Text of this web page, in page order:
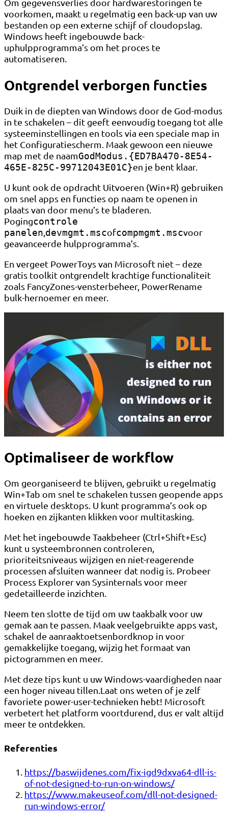
Om gegevensverlies door hardwarestoringen te
voorkomen, maakt u regelmatig een back-up van uw
bestanden op een externe schijf of cloudopslag.
Windows heeft ingebouwde back-
uphulpprogramma’s om het proces te
automatiseren.
Ontgrendel verborgen functies
Duik in de diepten van Windows door de God-modus
in te schakelen – dit geeft eenvoudig toegang tot alle
systeeminstellingen en tools via een speciale map in
het Configuratiescherm. Maak gewoon een nieuwe
map met de naamGodModus.{ED7BA470-8E54-
465E-825C-99712043E01C}en je bent klaar.
U kunt ook de opdracht Uitvoeren (Win+R) gebruiken
om snel apps en functies op naam te openen in
plaats van door menu’s te bladeren.
Pogingcontrole
panelen,devmgmt.mscofcompmgmt.mscvoor
geavanceerde hulpprogramma’s.
En vergeet PowerToys van Microsoft niet – deze
gratis toolkit ontgrendelt krachtige functionaliteit
zoals FancyZones-vensterbeheer, PowerRename
bulk-hernoemer en meer.
Optimaliseer de workflow
Om georganiseerd te blijven, gebruikt u regelmatig
Win+Tab om snel te schakelen tussen geopende apps
en virtuele desktops. U kunt programma’s ook op
hoeken en zijkanten klikken voor multitasking.
Met het ingebouwde Taakbeheer (Ctrl+Shift+Esc)
kunt u systeembronnen controleren,
prioriteitsniveaus wijzigen en niet-reagerende
processen afsluiten wanneer dat nodig is. Probeer
Process Explorer van Sysinternals voor meer
gedetailleerde inzichten.
Neem ten slotte de tijd om uw taakbalk voor uw
gemak aan te passen. Maak veelgebruikte apps vast,
schakel de aanraaktoetsenbordknop in voor
gemakkelijke toegang, wijzig het formaat van
pictogrammen en meer.
Met deze tips kunt u uw Windows-vaardigheden naar
een hoger niveau tillen.Laat ons weten of je zelf
favoriete power-user-technieken hebt! Microsoft
verbetert het platform voortdurend, dus er valt altijd
meer te ontdekken.
Referenties
https://baswijdenes.com/fix-igd9dxva64-dll-is-
of-not-designed-to-run-on-windows/
https://www.makeuseof.com/dll-not-designed-
run-windows-error/